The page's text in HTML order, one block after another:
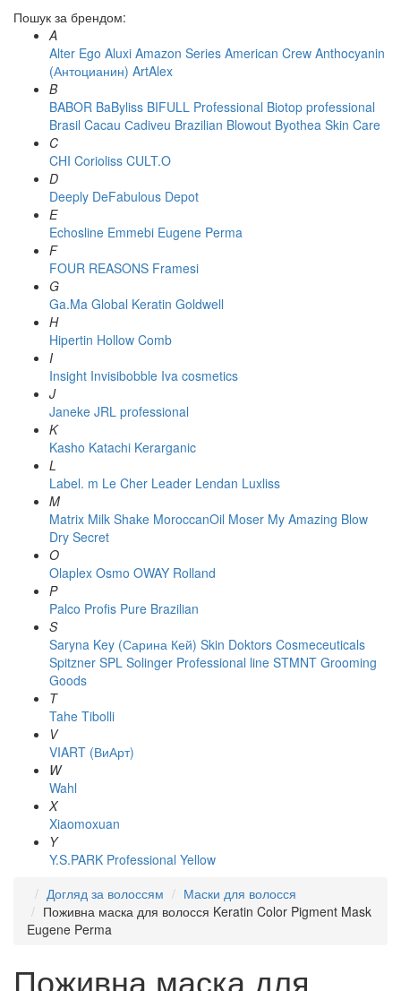
Пошук за брендом:
A
Alter Ego Aluxi Amazon Series American Crew Anthocyanin
(Антоцианин) ArtAlex
B
BABOR BaByliss BIFULL Professional Biotop professional
Brasil Cacau Сadiveu Brazilian Blowout Byothea Skin Care
C
CHI Corioliss CULT.O
D
Deeply DeFabulous Depot
E
Echosline Emmebi Eugene Perma
F
FOUR REASONS Framesi
G
Ga.Ma Global Keratin Goldwell
H
Hipertin Hollow Comb
I
Insight Invisibobble Iva cosmetics
J
Janeke JRL professional
K
Kasho Katachi Kerarganic
L
Label. m Le Cher Leader Lendan Luxliss
M
Matrix Milk Shake MoroccanOil Moser My Amazing Blow
Dry Secret
O
Olaplex Osmo OWAY Rolland
P
Palco Profis Pure Brazilian
S
Saryna Key (Сарина Кей) Skin Doktors Cosmeceuticals
Spitzner SPL Solinger Professional line STMNT Grooming
Goods
T
Tahe Tibolli
V
VIART (ВиАрт)
W
Wahl
X
Xiaomoxuan
Y
Y.S.PARK Professional Yellow
Догляд за волоссям
Маски для волосся
Поживна маска для волосся Keratin Color Pigment Mask
Eugene Perma
Поживна маска для